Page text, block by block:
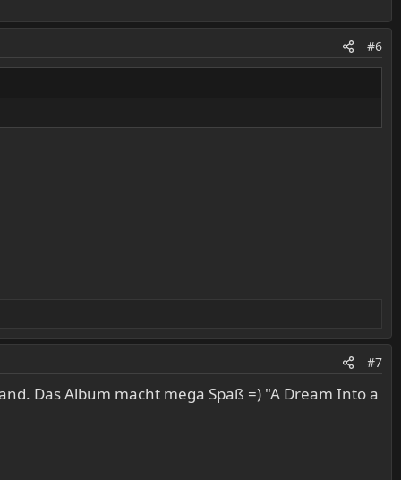
#6
#7
Das Album macht mega Spaß =) "A Dream Into a